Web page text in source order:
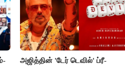
அஜித்தின் 'டேர் டெவில்' ப்ரீ-